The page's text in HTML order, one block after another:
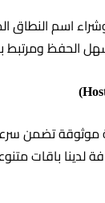
اسم النطاق
الحفظ ومرتبط
موثوقة تضمن
لدينا باقات